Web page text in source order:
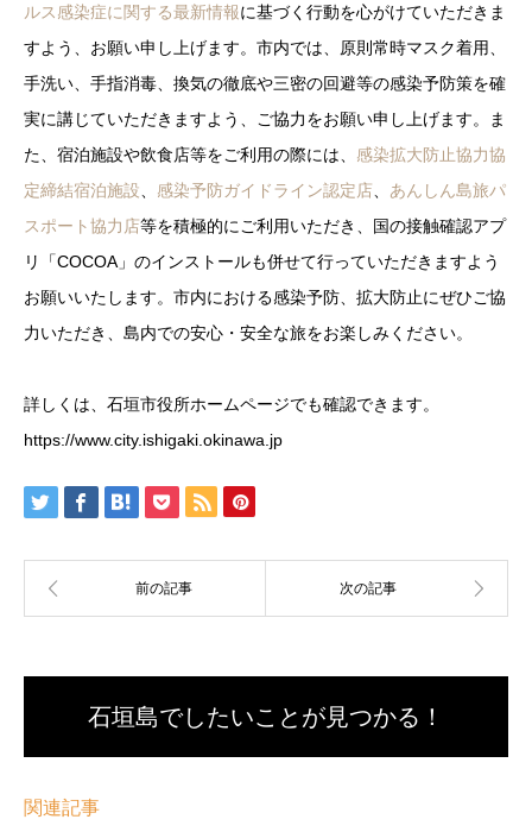
ルス感染症に関する最新情報に基づく行動を心がけていただきま
すよう、お願い申し上げます。市内では、原則常時マスク着用、
手洗い、手指消毒、換気の徹底や三密の回避等の感染予防策を確
実に講じていただきますよう、ご協力をお願い申し上げます。ま
た、宿泊施設や飲食店等をご利用の際には、 感染拡大防止協力協
定締結宿泊施設
感染予防ガイドライン認定店
あんしん島旅パ
スポート協力店等を積極的にご利用いただき、国の接触確認アプ
リ「COCOA」のインストールも併せて行っていただきますよう
お願いいたします。市内における感染予防、拡大防止にぜひご協
力いただき、島内での安心・安全な旅をお楽しみください。
詳しくは、石垣市役所ホームページでも確認できます。
https://www.city.ishigaki.okinawa.jp
石垣島でしたいことが見つかる！
関連記事